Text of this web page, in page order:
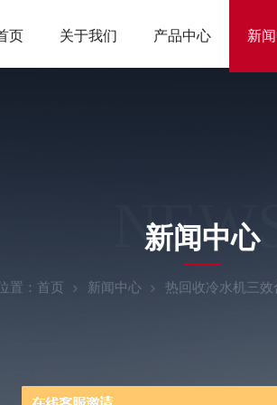
页 关于我们 产品中心 新
NEWS
新闻中心
置： 首页 新闻中心 热回收冷水机三